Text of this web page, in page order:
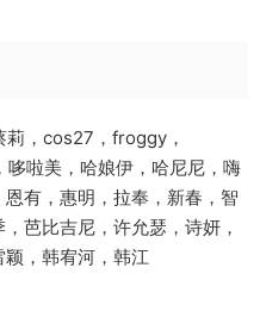
，cos27，froggy，
啦美，哈娘伊，哈尼尼，嗨
有，惠明，拉奉，新春，智
芭比吉尼，许允瑟，诗妍，
，韩宥河，韩江